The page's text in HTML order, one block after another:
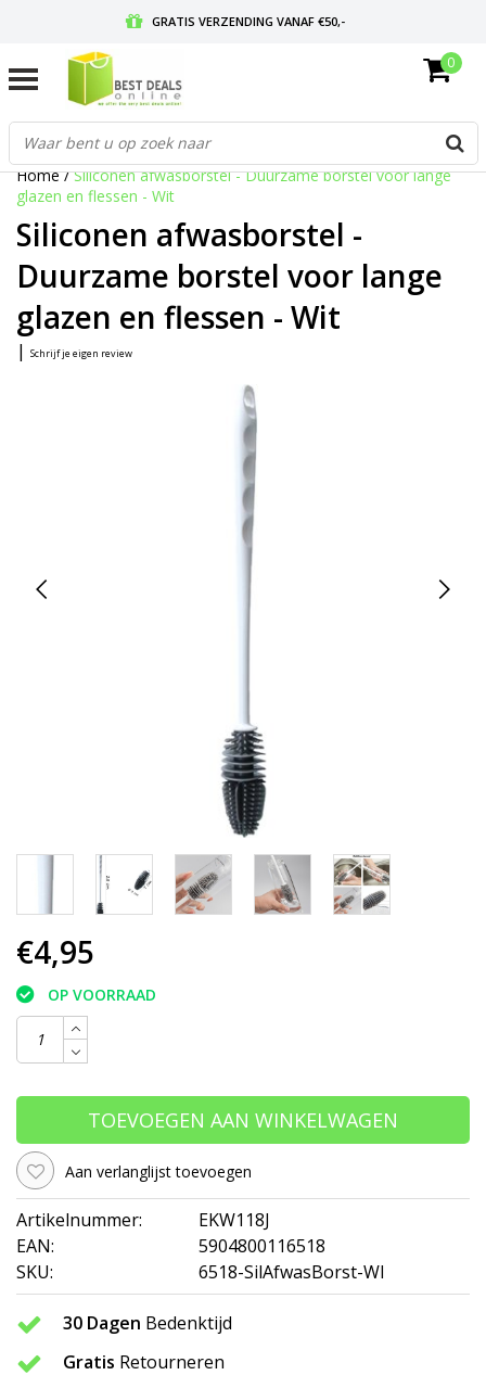
GRATIS VERZENDING VANAF €50,-
GRATIS RETOURNEREN EN 30 DAGEN BEDENKTIJD
0
Home/Siliconen afwasborstel - Duurzame borstel voor lange
glazen en flessen - Wit
Siliconen afwasborstel -
Duurzame borstel voor lange
glazen en flessen - Wit
| Schrijf je eigen review
€4,95
OP VOORRAAD
TOEVOEGEN AAN WINKELWAGEN
Aan verlanglijst toevoegen
Artikelnummer:
EKW118J
EAN:
5904800116518
SKU:
6518-SilAfwasBorst-WI
30 Dagen Bedenktijd
Gratis Retourneren